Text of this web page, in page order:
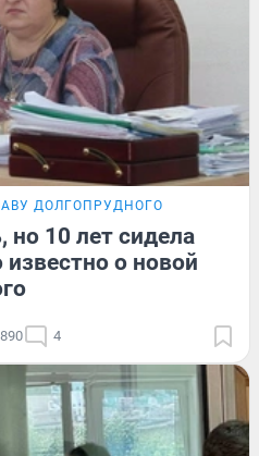
ДОЛГОПРУДНОГО
но 10 лет сидела
о новой
4